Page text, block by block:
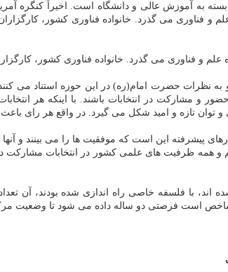
به آموزش عالی و دانشگاه است. اخیراً کنگره
و فناوری می گذرد. خانواده فناوری کشور،
علم و فناوری می گذرد. خانواده فناوری کشور،
به نظرات حضرت امام(ره) در این حوزه استناد می
مشارکت در انتخابات باشند. با اینکه هر
و توان تازه و امید شکل می گیرد. در واقع هر رای
پیشرفته این است که موفقیت ها را می بینند و
و همه ظرفیت های علمی کشور در انتخابات مشارکت
اند، با فلسفه خاصی راه اندازی شده بودند، آن
شاخص است فرصتی دو ساله داده می شود تا وضعیت